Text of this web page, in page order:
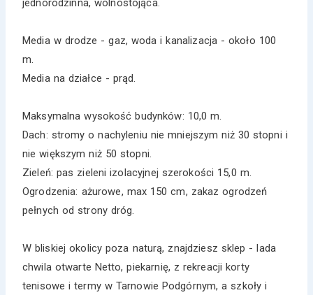
Media w drodze - gaz, woda i kanalizacja - około 100
m.
Media na działce - prąd.
Maksymalna wysokość budynków: 10,0 m.
Dach: stromy o nachyleniu nie mniejszym niż 30 stopni i
nie większym niż 50 stopni.
Zieleń: pas zieleni izolacyjnej szerokości 15,0 m.
Ogrodzenia: ażurowe, max 150 cm, zakaz ogrodzeń
pełnych od strony dróg.
W bliskiej okolicy poza naturą, znajdziesz sklep - lada
chwila otwarte Netto, piekarnię, z rekreacji korty
tenisowe i termy w Tarnowie Podgórnym, a szkoły i